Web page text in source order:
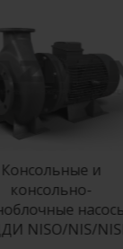
и
насосы
NIS/NISF»